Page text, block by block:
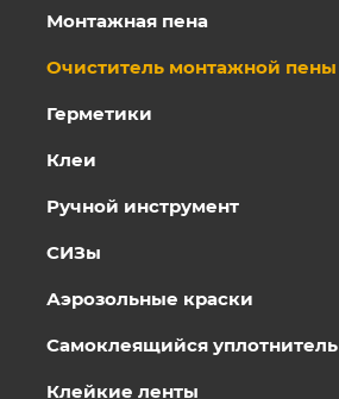
Монтажная пена
Очиститель монтажной пены
Герметики
Клеи
Ручной инструмент
СИЗы
Аэрозольные краски
Самоклеящийся уплотнитель
Клейкие ленты